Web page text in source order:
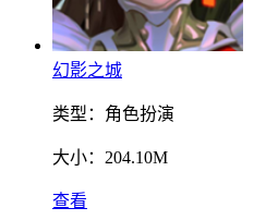
幻影之城
类型： 角色扮演
大小： 204.10M
查看